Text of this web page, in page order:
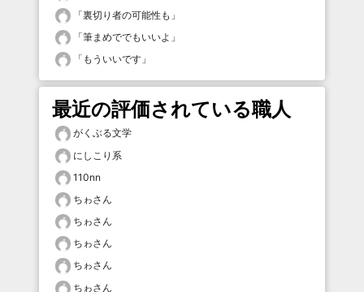
「裏切り者の可能性も 」
「筆まめででもいいよ 」
「 もういいです 」
最近の評価されている職人
がくぶる文学
にしこり系
110nn
ちゎさん
ちゎさん
ちゎさん
ちゎさん
ちゎさん